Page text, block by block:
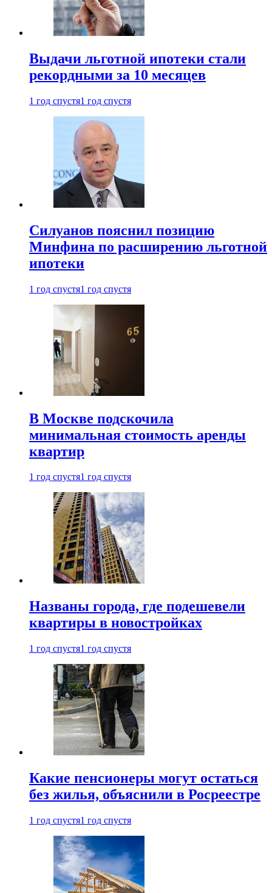
Выдачи льготной ипотеки стали
рекордными за 10 месяцев
1 год спустя1 год спустя
Силуанов пояснил позицию
Минфина по расширению льготной
ипотеки
1 год спустя1 год спустя
В Москве подскочила
минимальная стоимость аренды
квартир
1 год спустя1 год спустя
Названы города, где подешевели
квартиры в новостройках
1 год спустя1 год спустя
Какие пенсионеры могут остаться
без жилья, объяснили в Росреестре
1 год спустя1 год спустя